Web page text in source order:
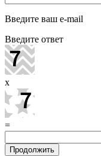
Введите ваш e-mail
Введите ответ
x
=